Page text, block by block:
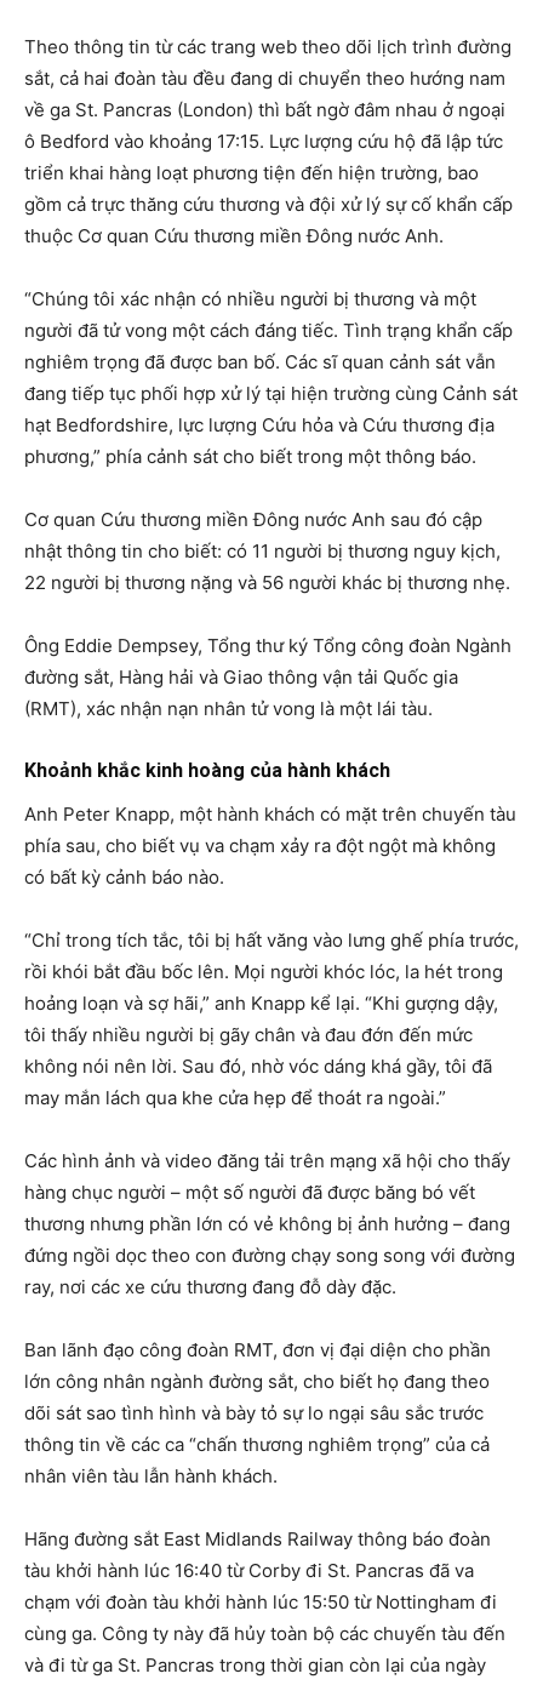
Theo thông tin từ các trang web theo dõi lịch trình đường
sắt, cả hai đoàn tàu đều đang di chuyển theo hướng nam
về ga St. Pancras (London) thì bất ngờ đâm nhau ở ngoại
ô Bedford vào khoảng 17:15. Lực lượng cứu hộ đã lập tức
triển khai hàng loạt phương tiện đến hiện trường, bao
gồm cả trực thăng cứu thương và đội xử lý sự cố khẩn cấp
thuộc Cơ quan Cứu thương miền Đông nước Anh.
“Chúng tôi xác nhận có nhiều người bị thương và một
người đã tử vong một cách đáng tiếc. Tình trạng khẩn cấp
nghiêm trọng đã được ban bố. Các sĩ quan cảnh sát vẫn
đang tiếp tục phối hợp xử lý tại hiện trường cùng Cảnh sát
hạt Bedfordshire, lực lượng Cứu hỏa và Cứu thương địa
phương,” phía cảnh sát cho biết trong một thông báo.
Cơ quan Cứu thương miền Đông nước Anh sau đó cập
nhật thông tin cho biết: có 11 người bị thương nguy kịch,
22 người bị thương nặng và 56 người khác bị thương nhẹ.
Ông Eddie Dempsey, Tổng thư ký Tổng công đoàn Ngành
đường sắt, Hàng hải và Giao thông vận tải Quốc gia
(RMT), xác nhận nạn nhân tử vong là một lái tàu.
Khoảnh khắc kinh hoàng của hành khách
Anh Peter Knapp, một hành khách có mặt trên chuyến tàu
phía sau, cho biết vụ va chạm xảy ra đột ngột mà không
có bất kỳ cảnh báo nào.
“Chỉ trong tích tắc, tôi bị hất văng vào lưng ghế phía trước,
rồi khói bắt đầu bốc lên. Mọi người khóc lóc, la hét trong
hoảng loạn và sợ hãi,” anh Knapp kể lại. “Khi gượng dậy,
tôi thấy nhiều người bị gãy chân và đau đớn đến mức
không nói nên lời. Sau đó, nhờ vóc dáng khá gầy, tôi đã
may mắn lách qua khe cửa hẹp để thoát ra ngoài.”
Các hình ảnh và video đăng tải trên mạng xã hội cho thấy
hàng chục người – một số người đã được băng bó vết
thương nhưng phần lớn có vẻ không bị ảnh hưởng – đang
đứng ngồi dọc theo con đường chạy song song với đường
ray, nơi các xe cứu thương đang đỗ dày đặc.
Ban lãnh đạo công đoàn RMT, đơn vị đại diện cho phần
lớn công nhân ngành đường sắt, cho biết họ đang theo
dõi sát sao tình hình và bày tỏ sự lo ngại sâu sắc trước
thông tin về các ca “chấn thương nghiêm trọng” của cả
nhân viên tàu lẫn hành khách.
Hãng đường sắt East Midlands Railway thông báo đoàn
tàu khởi hành lúc 16:40 từ Corby đi St. Pancras đã va
chạm với đoàn tàu khởi hành lúc 15:50 từ Nottingham đi
cùng ga. Công ty này đã hủy toàn bộ các chuyến tàu đến
và đi từ ga St. Pancras trong thời gian còn lại của ngày